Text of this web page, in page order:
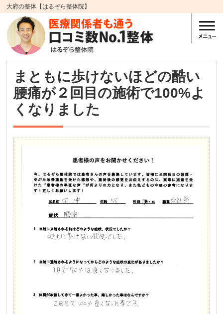
大府の整体【はるぞら整体院】
まともに歩けないほどの酷い
腰痛が２回目の施術で100%よ
くなりました